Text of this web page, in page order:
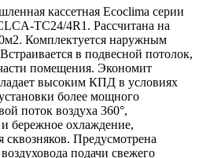
кассетная Ecoclima серии
TC24/4R1. Рассчитана на
Комплектуется наружным
в подвесной потолок,
помещения. Экономит
высоким КПД в условиях
более мощного
поток воздуха 360°,
бережное охлаждение,
сквозняков. Предусмотрена
подачи свежего